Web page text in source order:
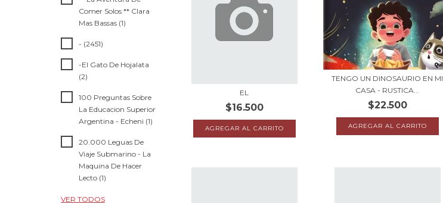
Comer Solos ** Clara
Mas Bassas (1)
- (2451)
-El Gato De Hojalata
(2)
100 Preguntas Sobre
La Educacion Superior
Argentina - Echeni (1)
20.000 Leguas De
Viaje Submarino - La
Maquina De Hacer
Lecto (1)
VER TODOS
EL
$16.500
TENGO UN DINOSAURIO EN MI
CASA - RUSTICA...
$22.500